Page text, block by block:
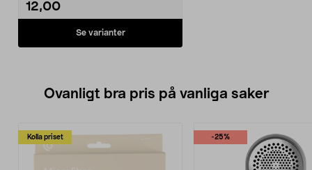
12,00
Se varianter
Ovanligt bra pris på vanliga saker
Kolla priset -25%